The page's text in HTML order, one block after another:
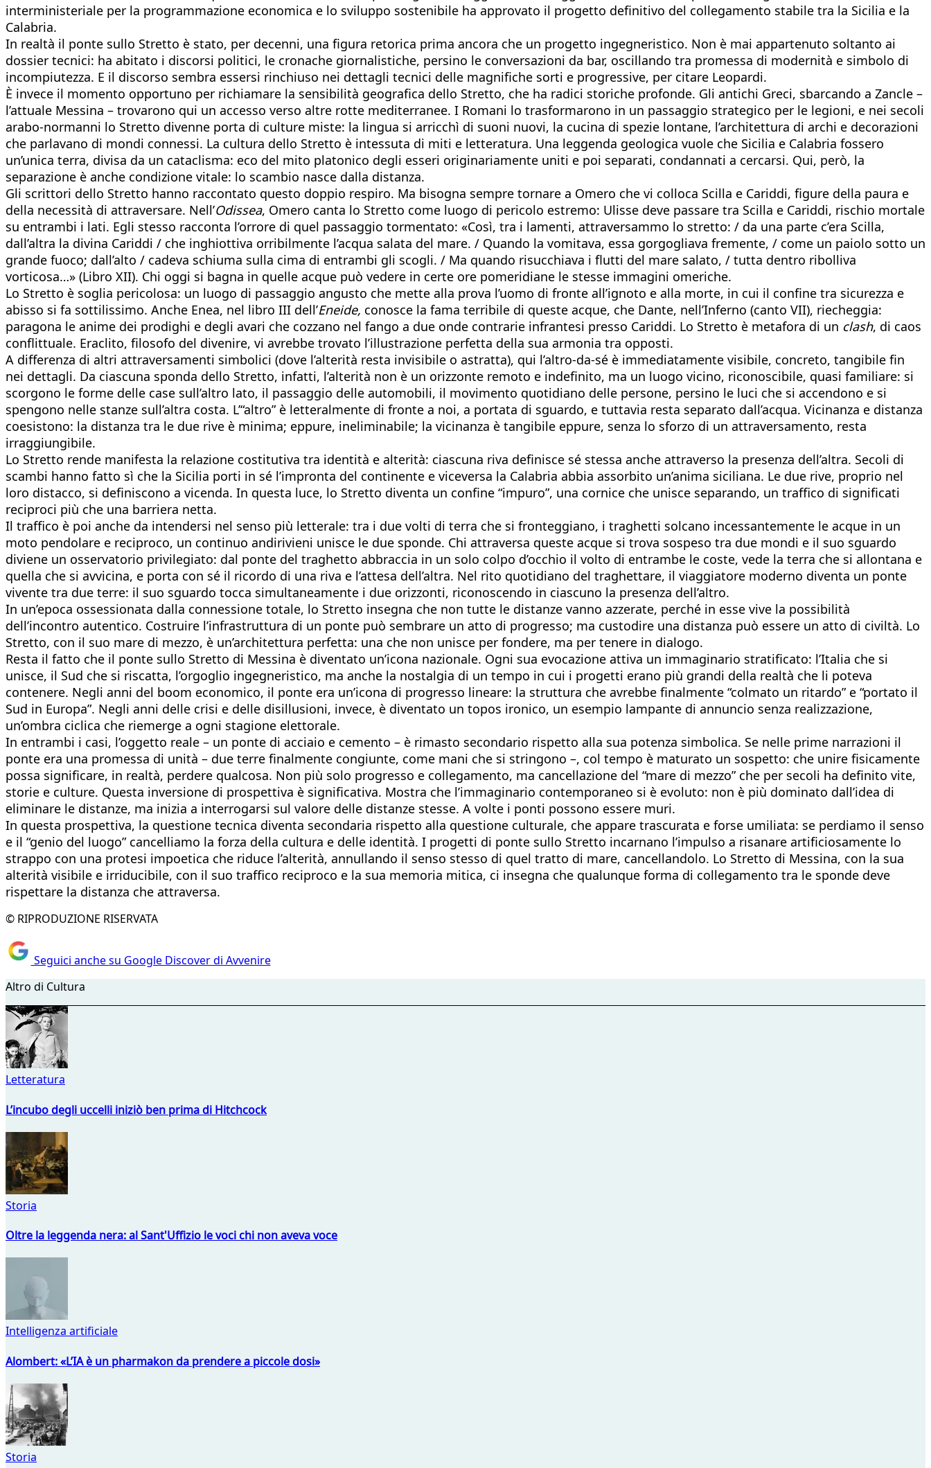
interministeriale per la programmazione economica e lo sviluppo sostenibile ha approvato il progetto definitivo del collegamento stabile tra la Sicilia e la
Calabria.
In realtà il ponte sullo Stretto è stato, per decenni, una figura retorica prima ancora che un progetto ingegneristico. Non è mai appartenuto soltanto ai
dossier tecnici: ha abitato i discorsi politici, le cronache giornalistiche, persino le conversazioni da bar, oscillando tra promessa di modernità e simbolo di
incompiutezza. E il discorso sembra essersi rinchiuso nei dettagli tecnici delle magnifiche sorti e progressive, per citare Leopardi.
È invece il momento opportuno per richiamare la sensibilità geografica dello Stretto, che ha radici storiche profonde. Gli antichi Greci, sbarcando a Zancle –
l’attuale Messina – trovarono qui un accesso verso altre rotte mediterranee. I Romani lo trasformarono in un passaggio strategico per le legioni, e nei secoli
arabo-normanni lo Stretto divenne porta di culture miste: la lingua si arricchì di suoni nuovi, la cucina di spezie lontane, l’architettura di archi e decorazioni
che parlavano di mondi connessi. La cultura dello Stretto è intessuta di miti e letteratura. Una leggenda geologica vuole che Sicilia e Calabria fossero
un’unica terra, divisa da un cataclisma: eco del mito platonico degli esseri originariamente uniti e poi separati, condannati a cercarsi. Qui, però, la
separazione è anche condizione vitale: lo scambio nasce dalla distanza.
Gli scrittori dello Stretto hanno raccontato questo doppio respiro. Ma bisogna sempre tornare a Omero che vi colloca Scilla e Cariddi, figure della paura e
della necessità di attraversare. Nell’Odissea, Omero canta lo Stretto come luogo di pericolo estremo: Ulisse deve passare tra Scilla e Cariddi, rischio mortale
su entrambi i lati. Egli stesso racconta l’orrore di quel passaggio tormentato: «Così, tra i lamenti, attraversammo lo stretto: / da una parte c’era Scilla,
dall’altra la divina Cariddi / che inghiottiva orribilmente l’acqua salata del mare. / Quando la vomitava, essa gorgogliava fremente, / come un paiolo sotto un
grande fuoco; dall’alto / cadeva schiuma sulla cima di entrambi gli scogli. / Ma quando risucchiava i flutti del mare salato, / tutta dentro ribolliva
vorticosa…» (Libro XII). Chi oggi si bagna in quelle acque può vedere in certe ore pomeridiane le stesse immagini omeriche.
Lo Stretto è soglia pericolosa: un luogo di passaggio angusto che mette alla prova l’uomo di fronte all’ignoto e alla morte, in cui il confine tra sicurezza e
abisso si fa sottilissimo. Anche Enea, nel libro III dell’Eneide, conosce la fama terribile di queste acque, che Dante, nell’Inferno (canto VII), riecheggia:
paragona le anime dei prodighi e degli avari che cozzano nel fango a due onde contrarie infrantesi presso Cariddi. Lo Stretto è metafora di un clash, di caos
conflittuale. Eraclito, filosofo del divenire, vi avrebbe trovato l’illustrazione perfetta della sua armonia tra opposti.
A differenza di altri attraversamenti simbolici (dove l’alterità resta invisibile o astratta), qui l’altro-da-sé è immediatamente visibile, concreto, tangibile fin
nei dettagli. Da ciascuna sponda dello Stretto, infatti, l’alterità non è un orizzonte remoto e indefinito, ma un luogo vicino, riconoscibile, quasi familiare: si
scorgono le forme delle case sull’altro lato, il passaggio delle automobili, il movimento quotidiano delle persone, persino le luci che si accendono e si
spengono nelle stanze sull’altra costa. L’“altro” è letteralmente di fronte a noi, a portata di sguardo, e tuttavia resta separato dall’acqua. Vicinanza e distanza
coesistono: la distanza tra le due rive è minima; eppure, ineliminabile; la vicinanza è tangibile eppure, senza lo sforzo di un attraversamento, resta
irraggiungibile.
Lo Stretto rende manifesta la relazione costitutiva tra identità e alterità: ciascuna riva definisce sé stessa anche attraverso la presenza dell’altra. Secoli di
scambi hanno fatto sì che la Sicilia porti in sé l’impronta del continente e viceversa la Calabria abbia assorbito un’anima siciliana. Le due rive, proprio nel
loro distacco, si definiscono a vicenda. In questa luce, lo Stretto diventa un confine “impuro”, una cornice che unisce separando, un traffico di significati
reciproci più che una barriera netta.
Il traffico è poi anche da intendersi nel senso più letterale: tra i due volti di terra che si fronteggiano, i traghetti solcano incessantemente le acque in un
moto pendolare e reciproco, un continuo andirivieni unisce le due sponde. Chi attraversa queste acque si trova sospeso tra due mondi e il suo sguardo
diviene un osservatorio privilegiato: dal ponte del traghetto abbraccia in un solo colpo d’occhio il volto di entrambe le coste, vede la terra che si allontana e
quella che si avvicina, e porta con sé il ricordo di una riva e l’attesa dell’altra. Nel rito quotidiano del traghettare, il viaggiatore moderno diventa un ponte
vivente tra due terre: il suo sguardo tocca simultaneamente i due orizzonti, riconoscendo in ciascuno la presenza dell’altro.
In un’epoca ossessionata dalla connessione totale, lo Stretto insegna che non tutte le distanze vanno azzerate, perché in esse vive la possibilità
dell’incontro autentico. Costruire l’infrastruttura di un ponte può sembrare un atto di progresso; ma custodire una distanza può essere un atto di civiltà. Lo
Stretto, con il suo mare di mezzo, è un’architettura perfetta: una che non unisce per fondere, ma per tenere in dialogo.
Resta il fatto che il ponte sullo Stretto di Messina è diventato un’icona nazionale. Ogni sua evocazione attiva un immaginario stratificato: l’Italia che si
unisce, il Sud che si riscatta, l’orgoglio ingegneristico, ma anche la nostalgia di un tempo in cui i progetti erano più grandi della realtà che li poteva
contenere. Negli anni del boom economico, il ponte era un’icona di progresso lineare: la struttura che avrebbe finalmente “colmato un ritardo” e “portato il
Sud in Europa”. Negli anni delle crisi e delle disillusioni, invece, è diventato un topos ironico, un esempio lampante di annuncio senza realizzazione,
un’ombra ciclica che riemerge a ogni stagione elettorale.
In entrambi i casi, l’oggetto reale – un ponte di acciaio e cemento – è rimasto secondario rispetto alla sua potenza simbolica. Se nelle prime narrazioni il
ponte era una promessa di unità – due terre finalmente congiunte, come mani che si stringono –, col tempo è maturato un sospetto: che unire fisicamente
possa significare, in realtà, perdere qualcosa. Non più solo progresso e collegamento, ma cancellazione del “mare di mezzo” che per secoli ha definito vite,
storie e culture. Questa inversione di prospettiva è significativa. Mostra che l’immaginario contemporaneo si è evoluto: non è più dominato dall’idea di
eliminare le distanze, ma inizia a interrogarsi sul valore delle distanze stesse. A volte i ponti possono essere muri.
In questa prospettiva, la questione tecnica diventa secondaria rispetto alla questione culturale, che appare trascurata e forse umiliata: se perdiamo il senso
e il “genio del luogo” cancelliamo la forza della cultura e delle identità. I progetti di ponte sullo Stretto incarnano l’impulso a risanare artificiosamente lo
strappo con una protesi impoetica che riduce l’alterità, annullando il senso stesso di quel tratto di mare, cancellandolo. Lo Stretto di Messina, con la sua
alterità visibile e irriducibile, con il suo traffico reciproco e la sua memoria mitica, ci insegna che qualunque forma di collegamento tra le sponde deve
rispettare la distanza che attraversa.
© RIPRODUZIONE RISERVATA
Seguici anche su Google Discover di Avvenire
Altro di Cultura
Letteratura
L’incubo degli uccelli iniziò ben prima di Hitchcock
Storia
Oltre la leggenda nera: al Sant'Uffizio le voci chi non aveva voce
Intelligenza artificiale
Alombert: «L’IA è un pharmakon da prendere a piccole dosi»
Storia